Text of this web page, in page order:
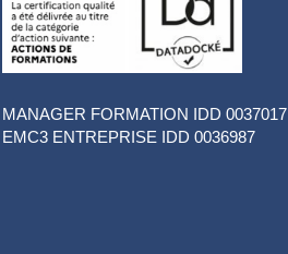
MANAGER FORMATION IDD 0037017
EMC3 ENTREPRISE IDD 0036987